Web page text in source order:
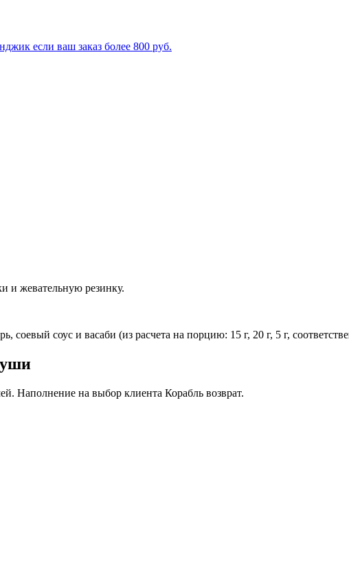
если ваш заказ более 800 руб.
и жевательную резинку.
соевый соус и васаби (из расчета на порцию: 15 г, 20 г, 5 г,
Наполнение на выбор клиента Корабль возврат.